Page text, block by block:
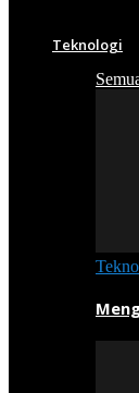
Teknologi